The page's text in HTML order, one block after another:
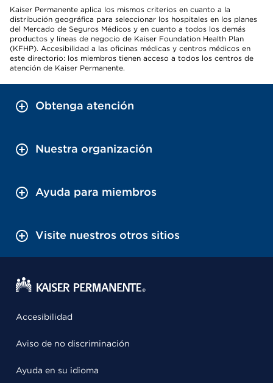
Kaiser Permanente aplica los mismos criterios en cuanto a la
distribución geográfica para seleccionar los hospitales en los planes
del Mercado de Seguros Médicos y en cuanto a todos los demás
productos y líneas de negocio de Kaiser Foundation Health Plan
(KFHP). Accesibilidad a las oficinas médicas y centros médicos en
este directorio: los miembros tienen acceso a todos los centros de
atención de Kaiser Permanente.
Obtenga atención
Nuestra organización
Ayuda para miembros
Visite nuestros otros sitios
Accesibilidad
Aviso de no discriminación
Ayuda en su idioma